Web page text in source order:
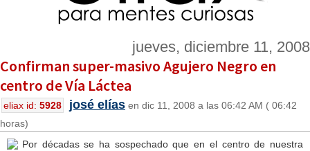
jueves, diciembre 11, 2008
Confirman super-masivo Agujero Negro en
centro de Vía Láctea
eliax id: 5928 josé elías en dic 11, 2008 a las 06:42 AM ( 06:42
horas)
Por décadas se ha sospechado que en el centro de nuestra